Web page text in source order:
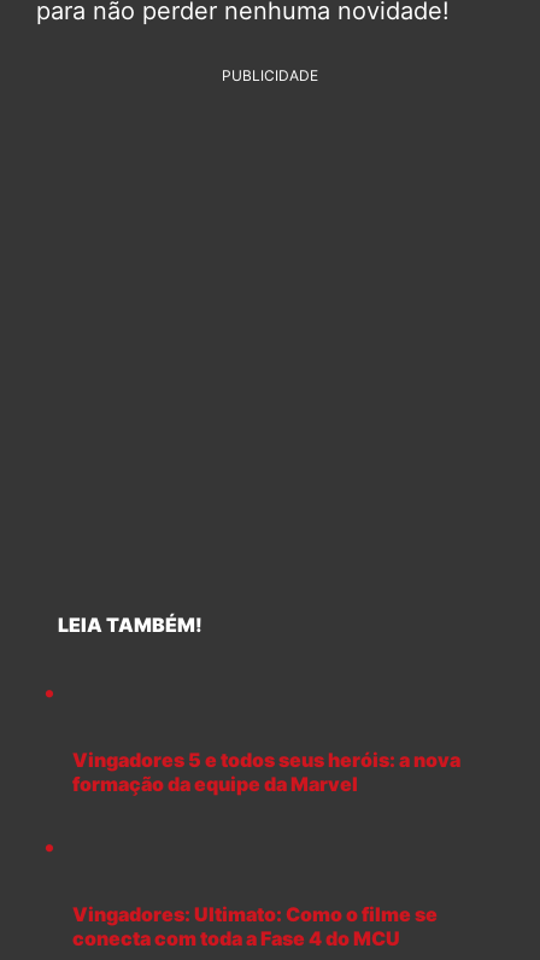
para não perder nenhuma novidade!
PUBLICIDADE
LEIA TAMBÉM!
Vingadores 5 e todos seus heróis: a nova
formação da equipe da Marvel
Vingadores: Ultimato: Como o filme se
conecta com toda a Fase 4 do MCU